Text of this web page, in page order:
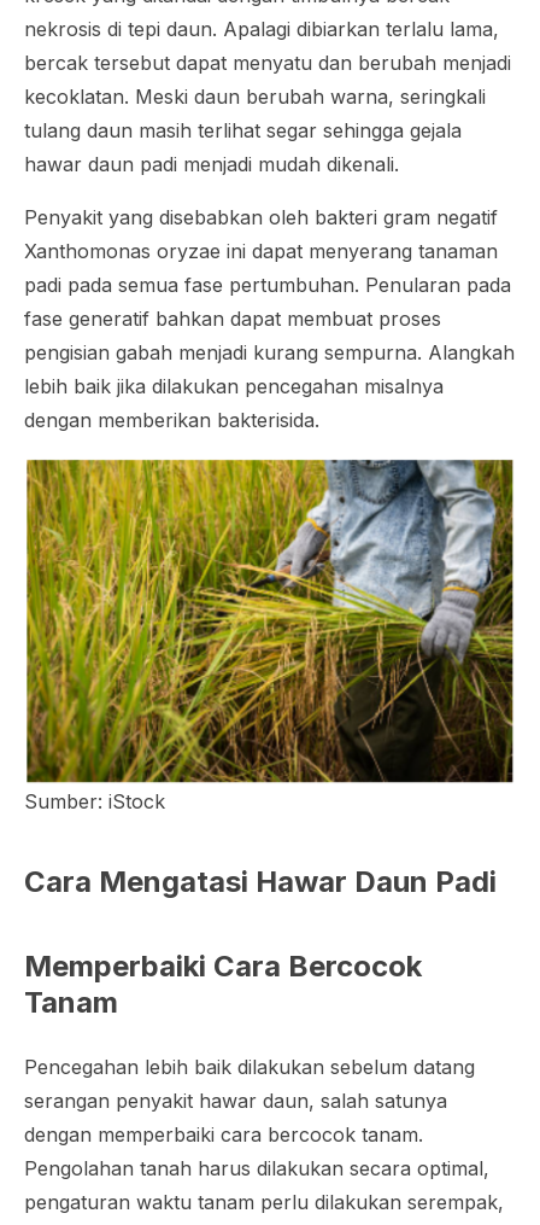
nekrosis di tepi daun. Apalagi dibiarkan terlalu lama,
bercak tersebut dapat menyatu dan berubah menjadi
kecoklatan. Meski daun berubah warna, seringkali
tulang daun masih terlihat segar sehingga gejala
hawar daun padi menjadi mudah dikenali.
Penyakit yang disebabkan oleh bakteri gram negatif
Xanthomonas oryzae ini dapat menyerang tanaman
padi pada semua fase pertumbuhan. Penularan pada
fase generatif bahkan dapat membuat proses
pengisian gabah menjadi kurang sempurna. Alangkah
lebih baik jika dilakukan pencegahan misalnya
dengan memberikan bakterisida.
Sumber: iStock
Cara Mengatasi Hawar Daun Padi
Memperbaiki Cara Bercocok
Tanam
Pencegahan lebih baik dilakukan sebelum datang
serangan penyakit hawar daun, salah satunya
dengan memperbaiki cara bercocok tanam.
Pengolahan tanah harus dilakukan secara optimal,
pengaturan waktu tanam perlu dilakukan serempak,